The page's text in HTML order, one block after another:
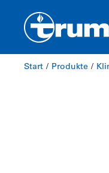
Start / Produkte /